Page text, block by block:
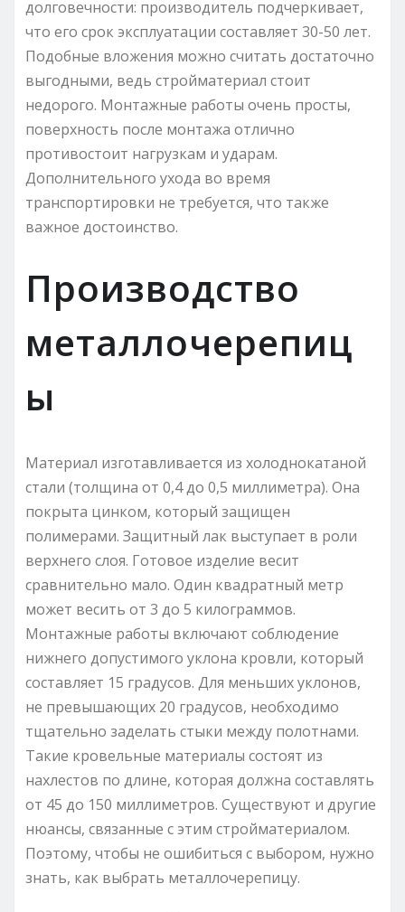
долговечности: производитель подчеркивает,
что его срок эксплуатации составляет 30-50 лет.
Подобные вложения можно считать достаточно
выгодными, ведь стройматериал стоит
недорого. Монтажные работы очень просты,
поверхность после монтажа отлично
противостоит нагрузкам и ударам.
Дополнительного ухода во время
транспортировки не требуется, что также
важное достоинство.
Производство
металлочерепиц
ы
Материал изготавливается из холоднокатаной
стали (толщина от 0,4 до 0,5 миллиметра). Она
покрыта цинком, который защищен
полимерами. Защитный лак выступает в роли
верхнего слоя. Готовое изделие весит
сравнительно мало. Один квадратный метр
может весить от 3 до 5 килограммов.
Монтажные работы включают соблюдение
нижнего допустимого уклона кровли, который
составляет 15 градусов. Для меньших уклонов,
не превышающих 20 градусов, необходимо
тщательно заделать стыки между полотнами.
Такие кровельные материалы состоят из
нахлестов по длине, которая должна составлять
от 45 до 150 миллиметров. Существуют и другие
нюансы, связанные с этим стройматериалом.
Поэтому, чтобы не ошибиться с выбором, нужно
знать, как выбрать металлочерепицу.